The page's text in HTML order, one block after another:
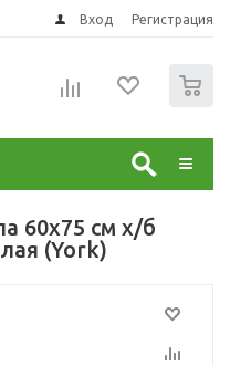
Вход Регистрация
60х75 см х/б
(York)